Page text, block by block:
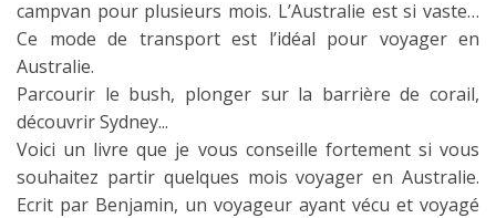
Destinations
Outils pour voyageur
Sites utiles
Réserver un vol !
campvan pour plusieurs mois. L’Australie est si vaste…
Ce mode de transport est l’idéal pour voyager en
Australie.
Parcourir le bush, plonger sur la barrière de corail,
découvrir Sydney...
Voici un livre que je vous conseille fortement si vous
souhaitez partir quelques mois voyager en Australie.
Ecrit par Benjamin, un voyageur ayant vécu et voyagé